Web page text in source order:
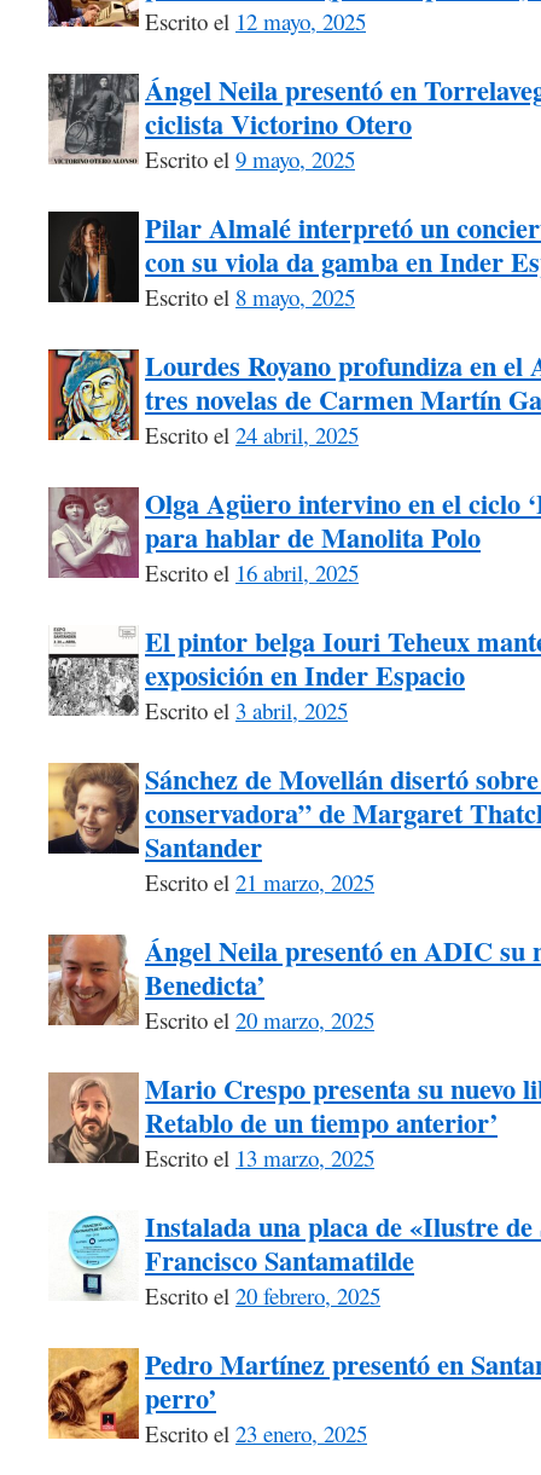
Escrito el 12 mayo, 2025
Ángel Neila presentó en
ciclista Victorino Otero
Escrito el 9 mayo, 2025
Pilar Almalé interpretó un
con su viola da gamba en Inder
Escrito el 8 mayo, 2025
Lourdes Royano profundiza en el
tres novelas de Carmen Martín
Escrito el 24 abril, 2025
Olga Agüero intervino en el ciclo
para hablar de Manolita Polo
Escrito el 16 abril, 2025
El pintor belga Iouri Teheux
exposición en Inder Espacio
Escrito el 3 abril, 2025
Sánchez de Movellán disertó
conservadora” de Margaret
Santander
Escrito el 21 marzo, 2025
Ángel Neila presentó en ADIC su
Benedicta’
Escrito el 20 marzo, 2025
Mario Crespo presenta su nuevo
Retablo de un tiempo anterior’
Escrito el 13 marzo, 2025
Instalada una placa de «Ilustre
Francisco Santamatilde
Escrito el 20 febrero, 2025
Pedro Martínez presentó en
perro’
Escrito el 23 enero, 2025